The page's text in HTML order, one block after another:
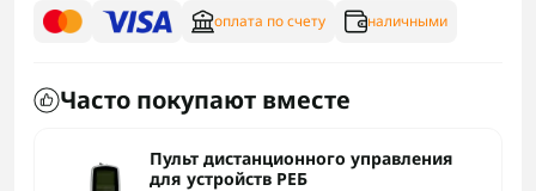
оплата по счету наличными
Часто покупают вместе
Пульт дистанционного управления
для устройств РЕБ